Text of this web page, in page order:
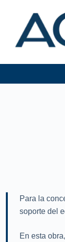
content
Para la
soporte del
En esta